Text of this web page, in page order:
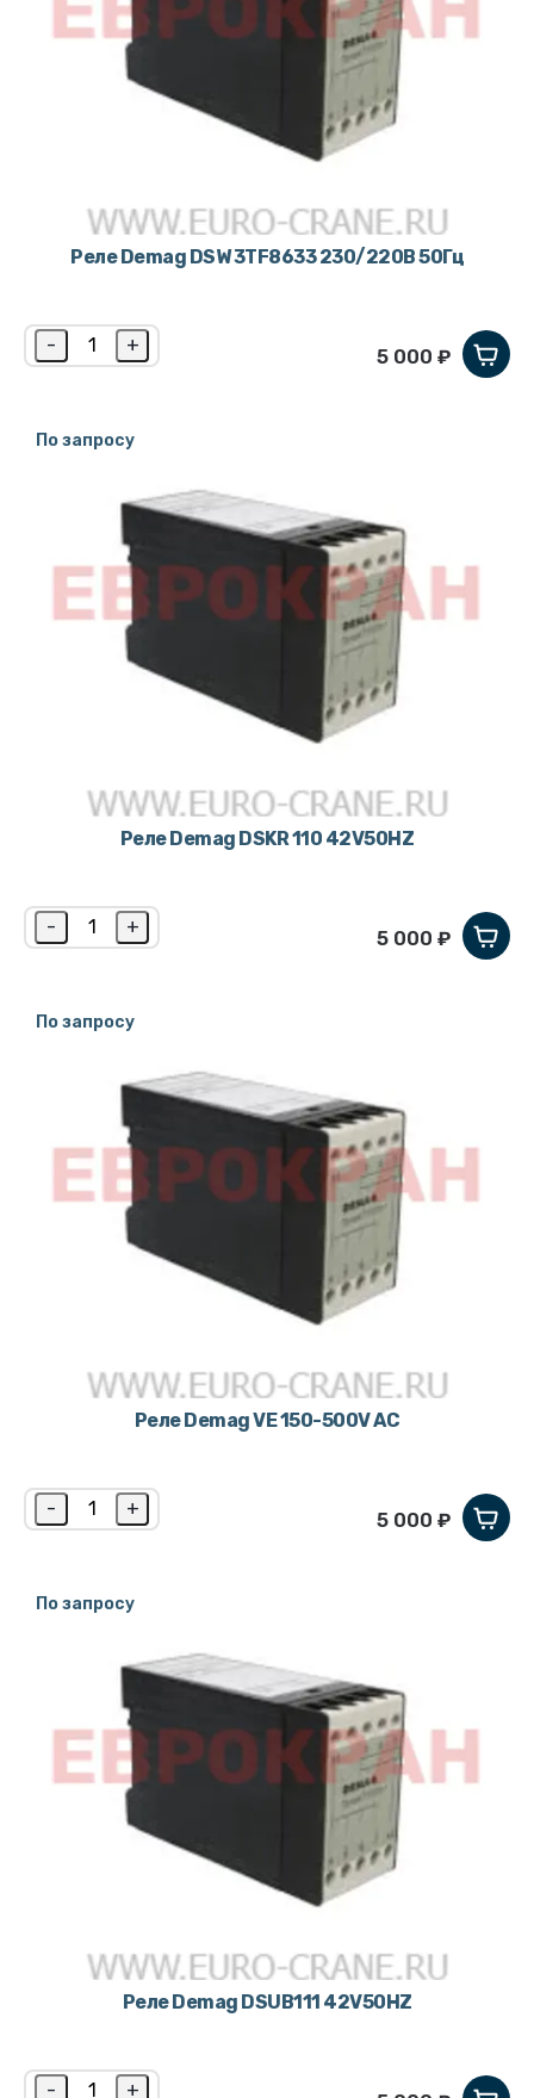
Реле Demag DSW 3TF8633 230/220В 50Гц
- +
5 000 ₽
По запросу
Реле Demag DSKR 110 42V50HZ
- +
5 000 ₽
По запросу
Реле Demag VE 150-500V AC
- +
5 000 ₽
По запросу
Реле Demag DSUB111 42V50HZ
- +